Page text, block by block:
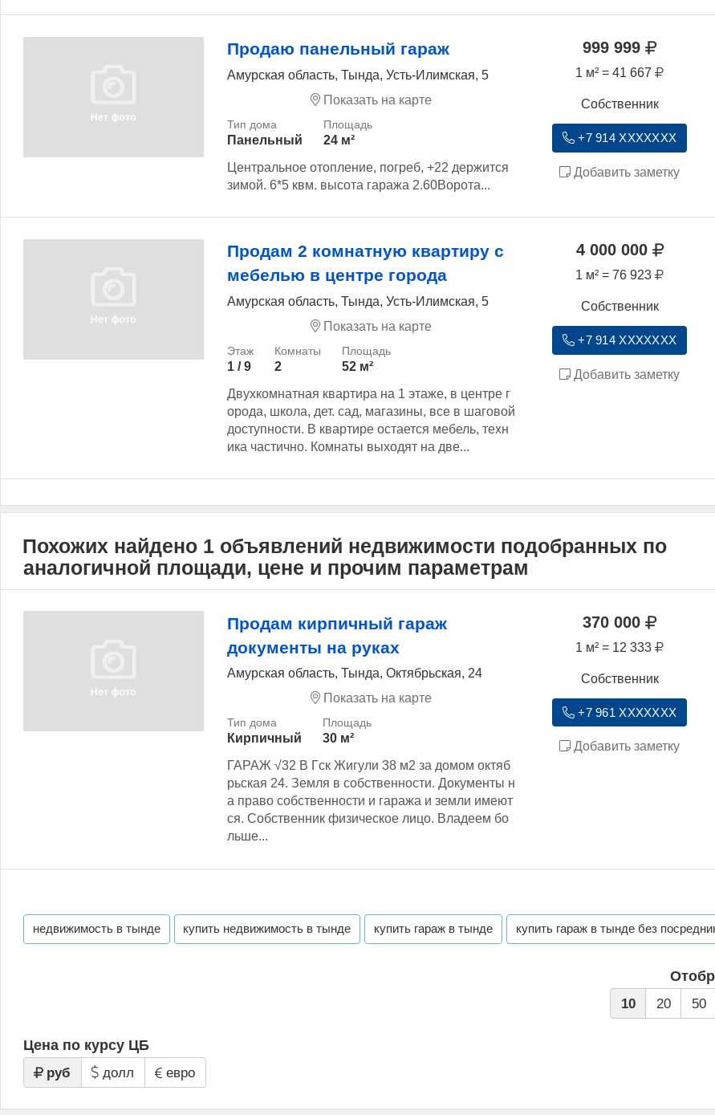
Продаю панельный гараж
Амурская область, Тында, Усть-Илимская, 5
Показать на карте
Панельный
24 м²
Центральное отопление, погреб, +22 держится
зимой. 6*5 квм. высота гаража 2.60Ворота...
999 999
1 м² = 41 667
Собственник
+7 914 XXXXXXX
Добавить заметку
Продам 2 комнатную квартиру с
мебелью в центре города
Амурская область, Тында, Усть-Илимская, 5
Показать на карте
1 / 9 2
52 м²
Двухкомнатная квартира на 1 этаже, в центре г
орода, школа, дет. сад, магазины, все в шаговой
доступности. В квартире остается мебель, техн
ика частично. Комнаты выходят на две...
4 000 000
1 м² = 76 923
Собственник
+7 914 XXXXXXX
Добавить заметку
Похожих найдено 1 объявлений недвижимости подобранных по
аналогичной площади, цене и прочим параметрам
Продам кирпичный гараж
документы на руках
Амурская область, Тында, Октябрьская, 24
Показать на карте
Кирпичный
30 м²
ГАРАЖ √32 В Гск Жигули 38 м2 за домом октяб
рьская 24. Земля в собственности. Документы н
а право собственности и гаража и земли имеют
ся. Собственник физическое лицо. Владеем бо
льше...
370 000
1 м² = 12 333
Собственник
+7 961 XXXXXXX
Добавить заметку
недвижимость в тынде купить недвижимость в тынде купить гараж в тынде купить гараж в тынде без
10 20 50
Цена по курсу ЦБ
руб долл евро